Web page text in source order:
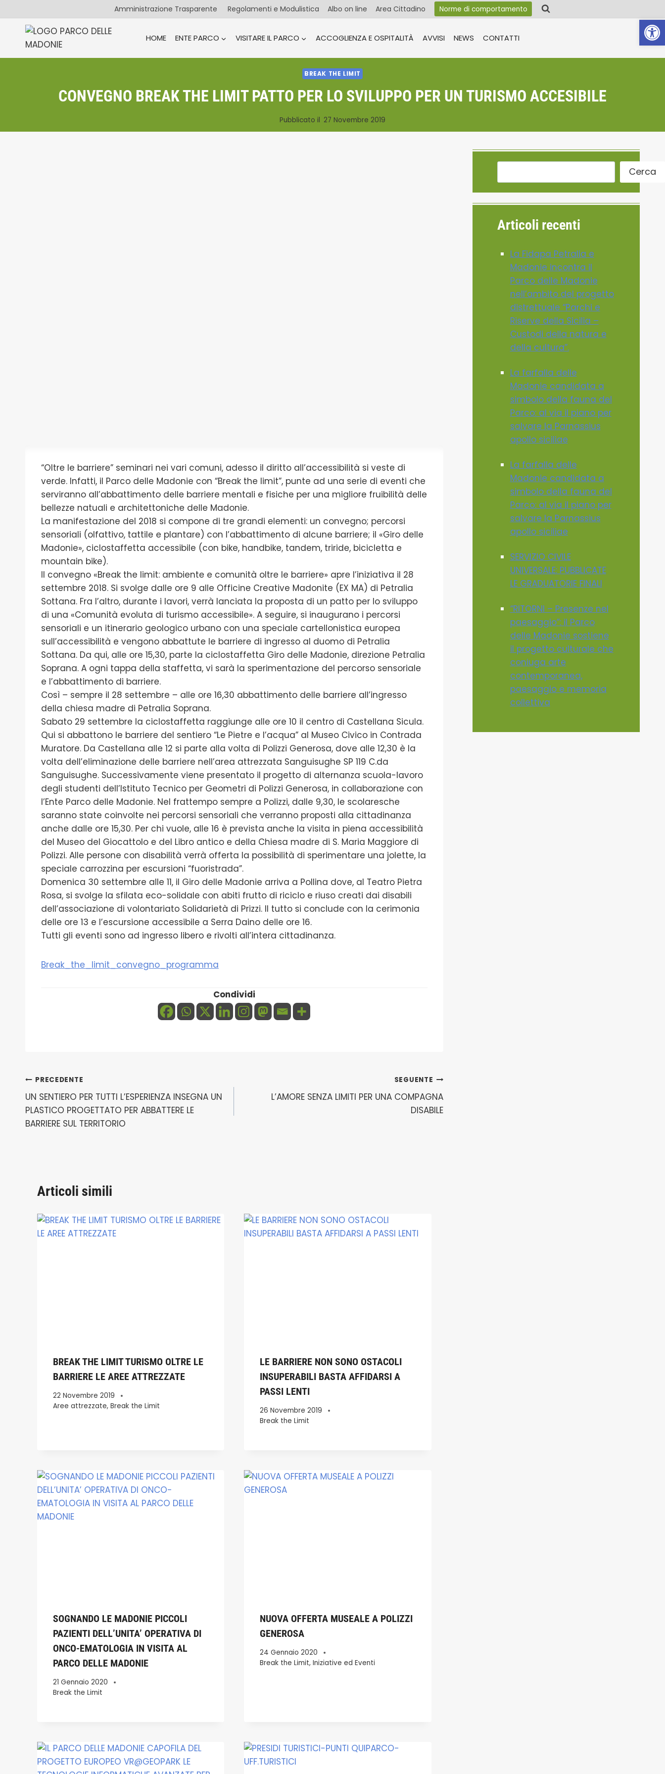
Apri
al
contenuto
Amministrazione Trasparente Regolamenti e Modulistica Albo on line Area Cittadino Norme di comportamento
HOME ENTE PARCO VISITARE IL PARCO ACCOGLIENZA E OSPITALITÀ AVVISI NEWS CONTATTI
BREAK THE LIMIT
CONVEGNO BREAK THE LIMIT PATTO PER LO SVILUPPO PER UN TURISMO ACCESIBILE
Pubblicato il 27 Novembre 2019
“Oltre le barriere” seminari nei vari comuni, adesso il diritto all’accessibilità si veste di
verde. Infatti, il Parco delle Madonie con “Break the limit”, punte ad una serie di eventi che
serviranno all’abbattimento delle barriere mentali e fisiche per una migliore fruibilità delle
bellezze natuali e architettoniche delle Madonie.
La manifestazione del 2018 si compone di tre grandi elementi: un convegno; percorsi
sensoriali (olfattivo, tattile e plantare) con l’abbattimento di alcune barriere; il «Giro delle
Madonie», ciclostaffetta accessibile (con bike, handbike, tandem, triride, bicicletta e
mountain bike).
Il convegno «Break the limit: ambiente e comunità oltre le barriere» apre l’iniziativa il 28
settembre 2018. Si svolge dalle ore 9 alle Officine Creative Madonite (EX MA) di Petralia
Sottana. Fra l’altro, durante i lavori, verrà lanciata la proposta di un patto per lo sviluppo
di una «Comunità evoluta di turismo accessibile». A seguire, si inaugurano i percorsi
sensoriali e un itinerario geologico urbano con una speciale cartellonistica europea
sull’accessibilità e vengono abbattute le barriere di ingresso al duomo di Petralia
Sottana. Da qui, alle ore 15,30, parte la ciclostaffetta Giro delle Madonie, direzione Petralia
Soprana. A ogni tappa della staffetta, vi sarà la sperimentazione del percorso sensoriale
e l’abbattimento di barriere.
Così – sempre il 28 settembre – alle ore 16,30 abbattimento delle barriere all’ingresso
della chiesa madre di Petralia Soprana.
Sabato 29 settembre la ciclostaffetta raggiunge alle ore 10 il centro di Castellana Sicula.
Qui si abbattono le barriere del sentiero “Le Pietre e l’acqua” al Museo Civico in Contrada
Muratore. Da Castellana alle 12 si parte alla volta di Polizzi Generosa, dove alle 12,30 è la
volta dell’eliminazione delle barriere nell’area attrezzata Sanguisughe SP 119 C.da
Sanguisughe. Successivamente viene presentato il progetto di alternanza scuola-lavoro
degli studenti dell’Istituto Tecnico per Geometri di Polizzi Generosa, in collaborazione con
l’Ente Parco delle Madonie. Nel frattempo sempre a Polizzi, dalle 9,30, le scolaresche
saranno state coinvolte nei percorsi sensoriali che verranno proposti alla cittadinanza
anche dalle ore 15,30. Per chi vuole, alle 16 è prevista anche la visita in piena accessibilità
del Museo del Giocattolo e del Libro antico e della Chiesa madre di S. Maria Maggiore di
Polizzi. Alle persone con disabilità verrà offerta la possibilità di sperimentare una jolette, la
speciale carrozzina per escursioni “fuoristrada”.
Domenica 30 settembre alle 11, il Giro delle Madonie arriva a Pollina dove, al Teatro Pietra
Rosa, si svolge la sfilata eco-solidale con abiti frutto di riciclo e riuso creati dai disabili
dell’associazione di volontariato Solidarietà di Prizzi. Il tutto si conclude con la cerimonia
delle ore 13 e l’escursione accessibile a Serra Daino delle ore 16.
Tutti gli eventi sono ad ingresso libero e rivolti all’intera cittadinanza.
Break_the_limit_convegno_programma
Condividi
Navigazione
articoli
PRECEDENTE
UN SENTIERO PER TUTTI L’ESPERIENZA INSEGNA UN
PLASTICO PROGETTATO PER ABBATTERE LE
BARRIERE SUL TERRITORIO
SEGUENTE
L’AMORE SENZA LIMITI PER UNA COMPAGNA
DISABILE
Articoli simili
BREAK THE LIMIT TURISMO OLTRE LE
BARRIERE LE AREE ATTREZZATE
22 Novembre 2019
Aree attrezzate, Break the Limit
LE BARRIERE NON SONO OSTACOLI
INSUPERABILI BASTA AFFIDARSI A
PASSI LENTI
26 Novembre 2019
Break the Limit
SOGNANDO LE MADONIE PICCOLI
PAZIENTI DELL’UNITA’ OPERATIVA DI
ONCO-EMATOLOGIA IN VISITA AL
PARCO DELLE MADONIE
21 Gennaio 2020
Break the Limit
NUOVA OFFERTA MUSEALE A POLIZZI
GENEROSA
24 Gennaio 2020
Break the Limit,Iniziative ed Eventi
Cerca
Articoli recenti
La Fidapa Petralia e
Madonie incontra il
Parco delle Madonie
nell’ambito del progetto
distrettuale “Parchi e
Riserve della Sicilia –
Custodi della natura e
della cultura”.
La farfalla delle
Madonie candidata a
simbolo della fauna del
Parco: al via il piano per
salvare la Parnassius
apollo siciliae
La farfalla delle
Madonie candidata a
simbolo della fauna del
Parco: al via il piano per
salvare la Parnassius
apollo siciliae
SERVIZIO CIVILE
UNIVERSALE: PUBBLICATE
LE GRADUATORIE FINALI
“RITORNI – Presenze nel
paesaggio”: il Parco
delle Madonie sostiene
il progetto culturale che
coniuga arte
contemporanea,
paesaggio e memoria
collettiva